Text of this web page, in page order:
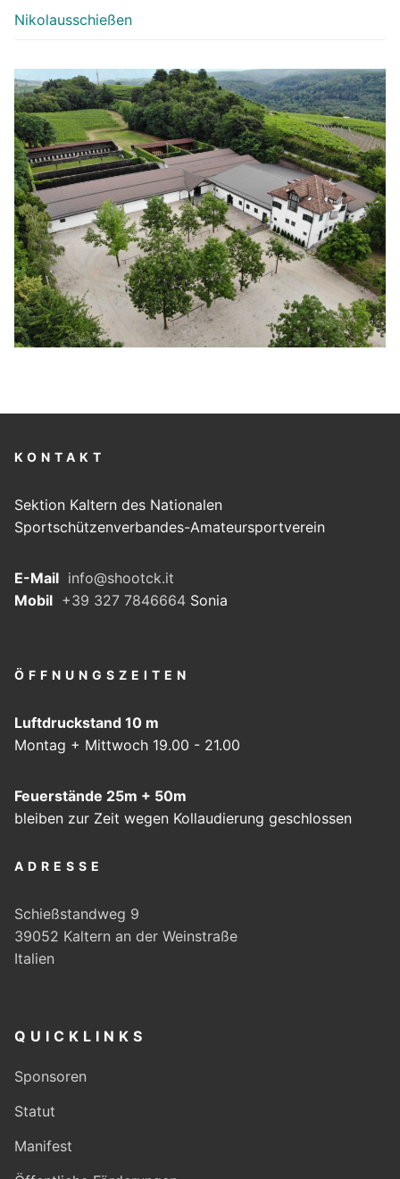
Nikolausschießen
KONTAKT
Sektion Kaltern des Nationalen
Sportschützenverbandes-Amateursportverein
E-Mail info@shootck.it
Mobil +39 327 7846664 Sonia
ÖFFNUNGSZEITEN
Luftdruckstand 10 m
Montag + Mittwoch 19.00 - 21.00
Feuerstände 25m + 50m
bleiben zur Zeit wegen Kollaudierung geschlossen
ADRESSE
Schießstandweg 9
39052 Kaltern an der Weinstraße
Italien
QUICKLINKS
Sponsoren
Statut
Manifest